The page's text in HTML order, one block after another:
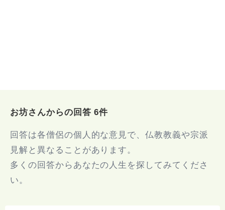
お坊さんからの回答 6件
回答は各僧侶の個人的な意見で、仏教教義や宗派
見解と異なることがあります。
多くの回答からあなたの人生を探してみてくださ
い。